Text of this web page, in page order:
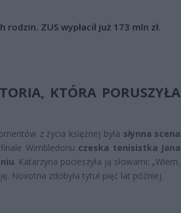
ZUS wypłacił już 173 mln zł.
KTÓRA PORUSZYŁA
z życia księżnej była słynna scena
Wimbledonu czeska tenisistka Jana
. Katarzyna pocieszyła ją słowami: „Wiem,
Novotna zdobyła tytuł pięć lat później.